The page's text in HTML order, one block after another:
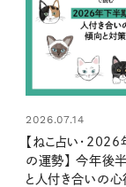
2026.07.14
【ねこ占い・
の運勢】 今年後
と人付き合いの心